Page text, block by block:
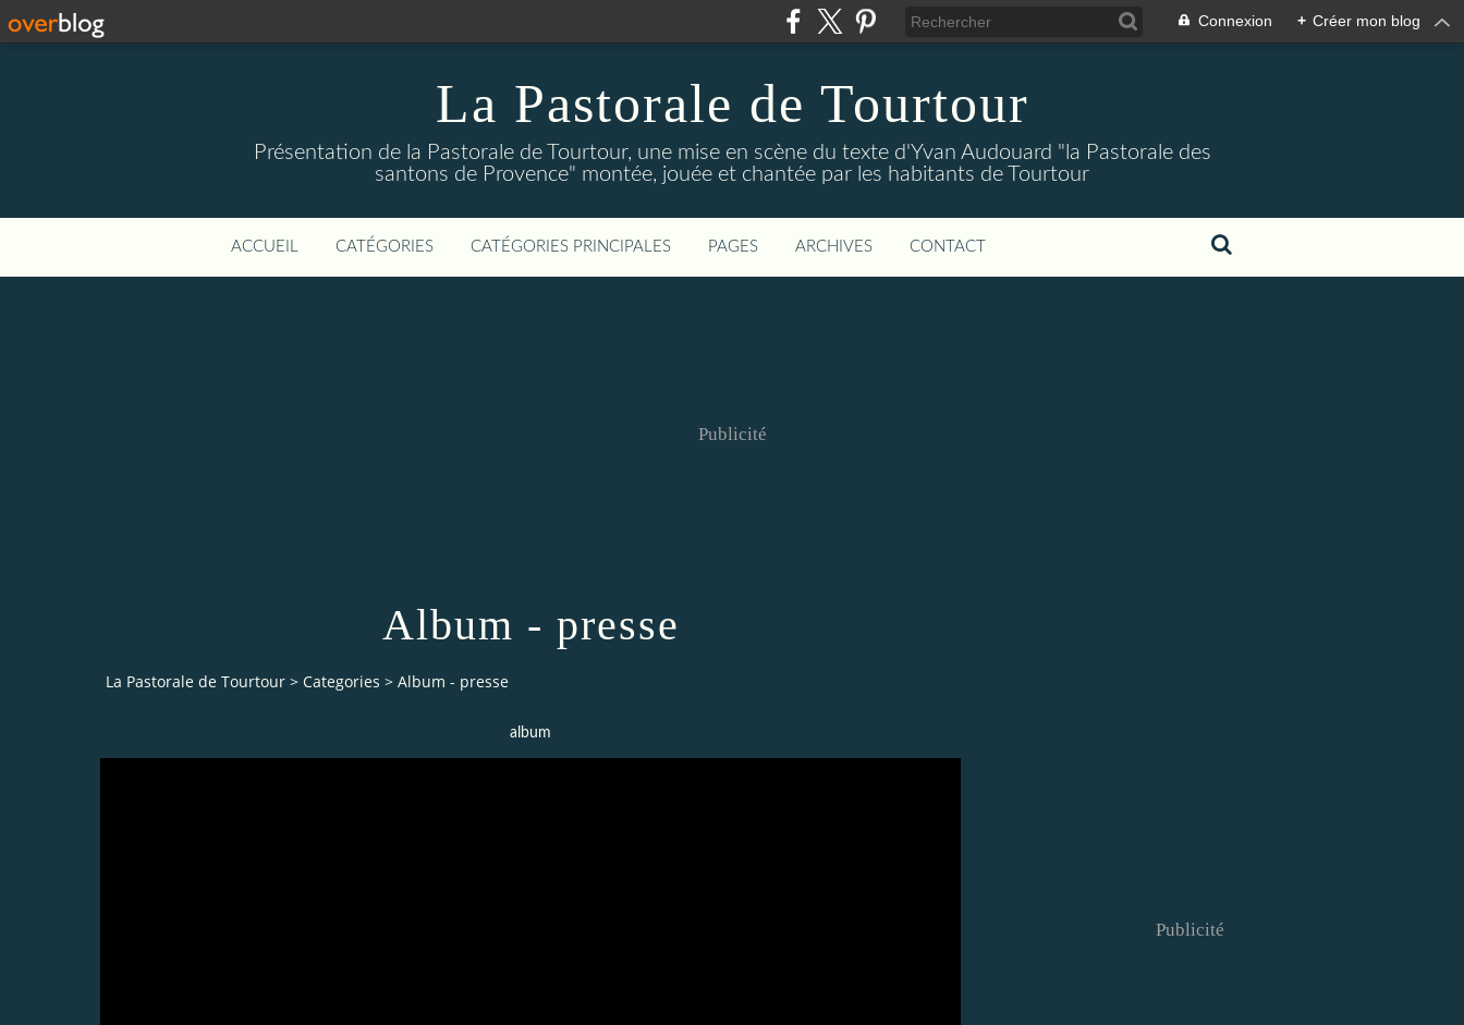
Connexion + Créer mon blog
La Pastorale de Tourtour
Présentation de la Pastorale de Tourtour, une mise en scène du texte d'Yvan Audouard "la Pastorale des
santons de Provence" montée, jouée et chantée par les habitants de Tourtour
ACCUEIL CATÉGORIES CATÉGORIES PRINCIPALES PAGES ARCHIVES CONTACT
Publicité
Album - presse
La Pastorale de Tourtour > Categories > Album - presse
album
Publicité